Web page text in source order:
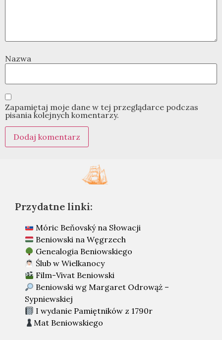
Nazwa
Zapamiętaj moje dane w tej przeglądarce podczas
pisania kolejnych komentarzy.
Przydatne linki:
Móric Beňovský na Słowacji
Beniowski na Węgrzech
Genealogia Beniowskiego
Ślub w Wielkanocy
Film-Vivat Beniowski
Beniowski wg Margaret Odrowąż –
Sypniewskiej
I wydanie Pamiętników z 1790r
Mat Beniowskiego